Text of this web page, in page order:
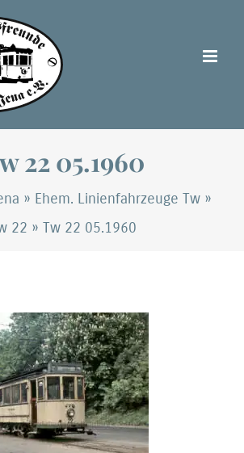
22 05.1960
» Ehem. Linienfahrzeuge Tw »
22 » Tw 22 05.1960